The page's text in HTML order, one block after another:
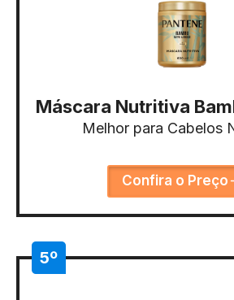
Máscara Nutritiva
Melhor para Cabelos
Confira o Preço
5º